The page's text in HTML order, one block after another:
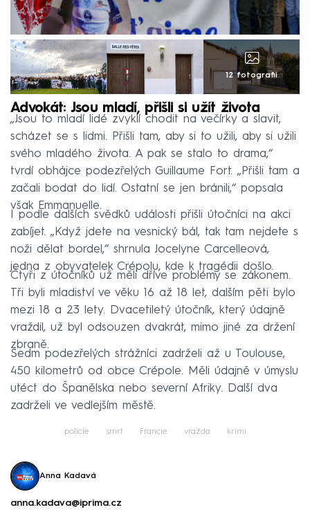
12 fotografií
Advokát: Jsou mladí, přišli si užít života
„Jsou to mladí lidé zvyklí chodit na večírky a slavit,
scházet se s lidmi. Přišli tam, aby si to užili, aby si užili
svého mladého života. A pak se stalo to drama,“
tvrdí obhájce podezřelých Guillaume Fort. „Přišli tam a
začali bodat do lidí. Ostatní se jen bránili,“ popsala
však Emmanuelle.
I podle dalších svědků události přišli útočníci na akci
zabíjet. „Když jdete na vesnický bál, tak tam nejdete s
noži dělat bordel,“ shrnula Jocelyne Carcelleová,
jedna z obyvatelek Crépolu, kde k tragédii došlo.
Čtyři z útočníků už měli dříve problémy se zákonem.
Tři byli mladiství ve věku 16 až 18 let, dalším pěti bylo
mezi 18 a 23 lety. Dvacetiletý útočník, který údajně
vraždil, už byl odsouzen dvakrát, mimo jiné za držení
zbraně.
Sedm podezřelých strážníci zadrželi až u Toulouse,
450 kilometrů od obce Crépole. Měli údajně v úmyslu
utéct do Španělska nebo severní Afriky. Další dva
zadrželi ve vedlejším městě.
policie smrt Francie vražda krimi
Anna Kadavá
anna.kadava@iprima.cz